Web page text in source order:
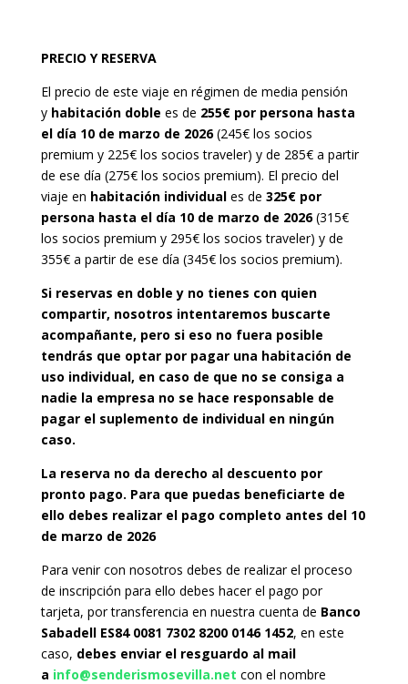
PRECIO Y RESERVA
El precio de este viaje en régimen de media pensión
y habitación doble es de 255€ por persona hasta
el día 10 de marzo de 2026(245€ los socios
premium y 225€ los socios traveler) y de 285€ a partir
de ese día (275€ los socios premium). El precio del
viaje en habitación individuales de 325€ por
persona hasta el día 10 de marzo de 2026(315€
los socios premium y 295€ los socios traveler) y de
355€ a partir de ese día (345€ los socios premium).
Si reservas en doble y no tienes con quien
compartir, nosotros intentaremos buscarte
acompañante, pero si eso no fuera posible
tendrás que optar por pagar una habitación de
uso individual, en caso de que no se consiga a
nadie la empresa no se hace responsable de
pagar el suplemento de individual en ningún
caso.
La reserva no da derecho al descuento por
pronto pago. Para que puedas beneficiarte de
ello debes realizar el pago completo antes del 10
de marzo de 2026
Para venir con nosotros debes de realizar el proceso
de inscripción para ello debes hacer el pago por
tarjeta, por transferencia en nuestra cuenta de Banco
Sabadell ES84 0081 7302 8200 0146 1452, en este
caso, debes enviar el resguardo al mail
a info@senderismosevilla.net con el nombre